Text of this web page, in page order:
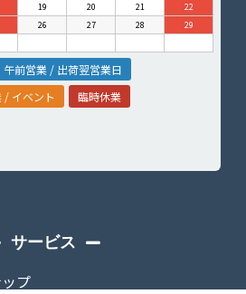
19 20 21
22
26 27 28
29
午前営業 / 出荷翌営業日
/ イベント 臨時休業
サービス
プ